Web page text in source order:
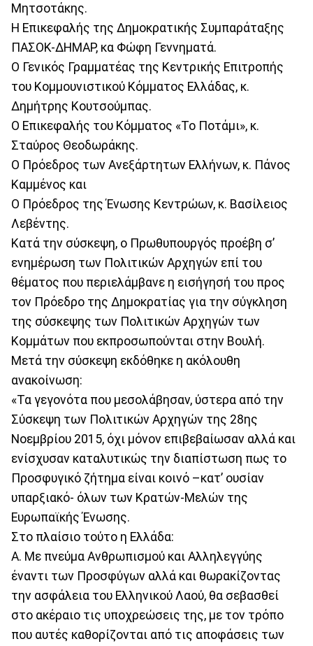
Μητσοτάκης.
Η Επικεφαλής της Δημοκρατικής Συμπαράταξης
ΠΑΣΟΚ-ΔΗΜΑΡ, κα Φώφη Γεννηματά.
Ο Γενικός Γραμματέας της Κεντρικής Επιτροπής
του Κομμουνιστικού Κόμματος Ελλάδας, κ.
Δημήτρης Κουτσούμπας.
Ο Επικεφαλής του Κόμματος «Το Ποτάμι», κ.
Σταύρος Θεοδωράκης.
Ο Πρόεδρος των Ανεξάρτητων Ελλήνων, κ. Πάνος
Καμμένος και
Ο Πρόεδρος της Ένωσης Κεντρώων, κ. Βασίλειος
Λεβέντης.
Κατά την σύσκεψη, ο Πρωθυπουργός προέβη σ’
ενημέρωση των Πολιτικών Αρχηγών επί του
θέματος που περιελάμβανε η εισήγησή του προς
τον Πρόεδρο της Δημοκρατίας για την σύγκληση
της σύσκεψης των Πολιτικών Αρχηγών των
Κομμάτων που εκπροσωπούνται στην Βουλή.
Μετά την σύσκεψη εκδόθηκε η ακόλουθη
ανακοίνωση:
«Τα γεγονότα που μεσολάβησαν, ύστερα από την
Σύσκεψη των Πολιτικών Αρχηγών της 28ης
Νοεμβρίου 2015, όχι μόνον επιβεβαίωσαν αλλά και
ενίσχυσαν καταλυτικώς την διαπίστωση πως το
Προσφυγικό ζήτημα είναι κοινό –κατ’ ουσίαν
υπαρξιακό- όλων των Κρατών-Μελών της
Ευρωπαϊκής Ένωσης.
Στο πλαίσιο τούτο η Ελλάδα:
Α. Με πνεύμα Ανθρωπισμού και Αλληλεγγύης
έναντι των Προσφύγων αλλά και θωρακίζοντας
την ασφάλεια του Ελληνικού Λαού, θα σεβασθεί
στο ακέραιο τις υποχρεώσεις της, με τον τρόπο
που αυτές καθορίζονται από τις αποφάσεις των